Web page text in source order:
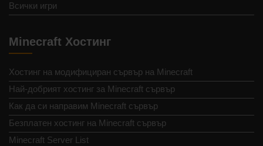
Всички игри
Minecraft Хостинг
Хостинг на модифициран сървър на Minecraft
Най-добрият хостинг за Minecraft сървър
Как да си направим Minecraft сървър
Безплатен хостинг на Minecraft сървър
Minecraft Server List